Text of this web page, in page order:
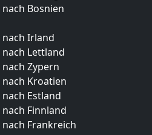
Bosnien
Irland
Lettland
Zypern
Kroatien
Estland
Finnland
Frankreich